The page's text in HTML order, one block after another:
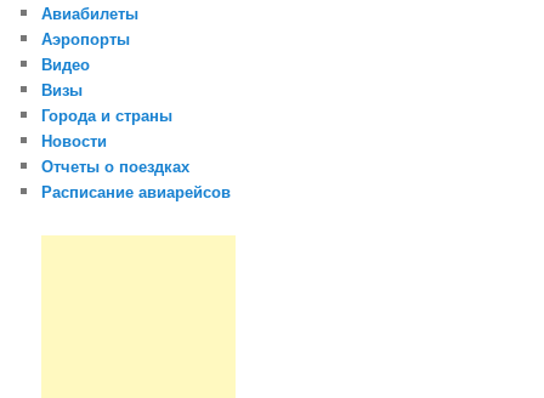
Авиабилеты
Аэропорты
Видео
Визы
Города и страны
Новости
Отчеты о поездках
Расписание авиарейсов